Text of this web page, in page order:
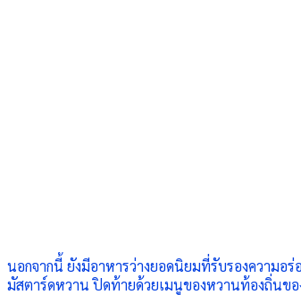
นอกจากนี้ ยังมีอาหารว่างยอดนิยมที่รับรองความ
มัสตาร์ดหวาน ปิดท้ายด้วยเมนูของหวานท้องถิ่นขอ